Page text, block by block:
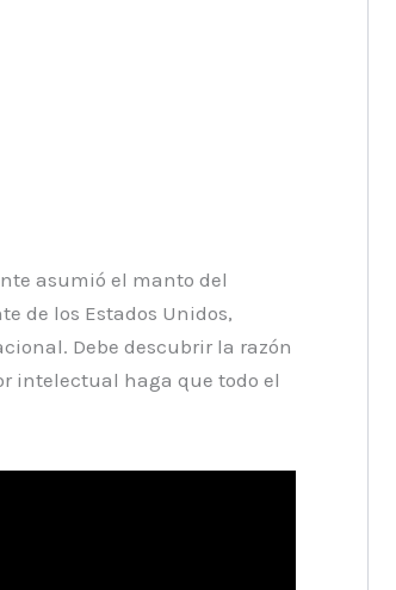
asumió el manto del
de los Estados Unidos,
Debe descubrir la razón
intelectual haga que todo el